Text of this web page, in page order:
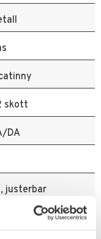
skott
DA
justerbar